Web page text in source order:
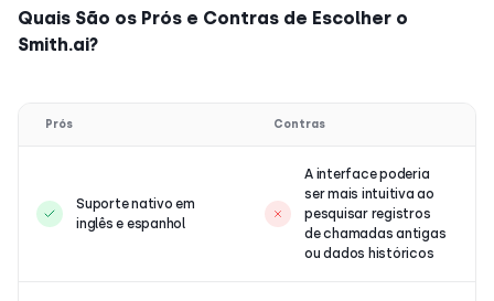
Quais São os Prós e Contras de Escolher o
Smith.ai?
Prós Contras
Suporte nativo em
inglês e espanhol
A interface poderia
ser mais intuitiva ao
pesquisar registros
de chamadas antigas
ou dados históricos